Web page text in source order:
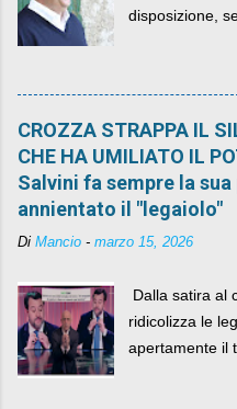
disposizione,
quelli che si
CROZZA STRAPPA IL
CHE HA UMILIATO IL
Salvini fa sempre la
annientato il "legaiolo"
Di Mancio - marzo 15, 2026
Dalla satira al
ridicolizza le
apertamente il